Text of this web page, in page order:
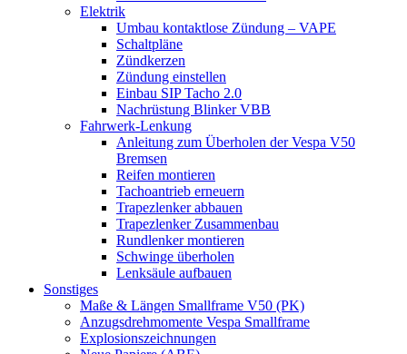
Elektrik
Umbau kontaktlose Zündung – VAPE
Schaltpläne
Zündkerzen
Zündung einstellen
Einbau SIP Tacho 2.0
Nachrüstung Blinker VBB
Fahrwerk-Lenkung
Anleitung zum Überholen der Vespa V50
Bremsen
Reifen montieren
Tachoantrieb erneuern
Trapezlenker abbauen
Trapezlenker Zusammenbau
Rundlenker montieren
Schwinge überholen
Lenksäule aufbauen
Sonstiges
Maße & Längen Smallframe V50 (PK)
Anzugsdrehmomente Vespa Smallframe
Explosionszeichnungen